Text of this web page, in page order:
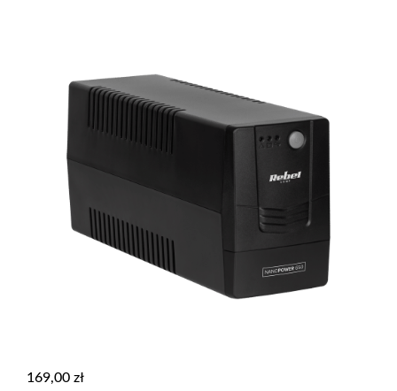
169,00 zł